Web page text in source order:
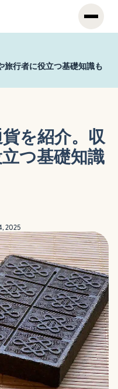
旅行者に役立つ基礎知識も
を紹介。収
つ基礎知識
2025